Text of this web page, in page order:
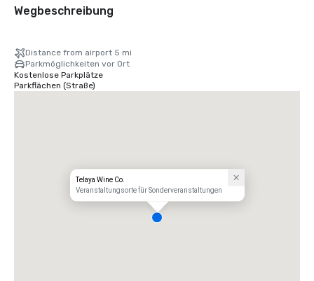
Wegbeschreibung
Distance from airport 5 mi
Parkmöglichkeiten vor Ort
Kostenlose Parkplätze
Parkflächen (Straße)
Telaya Wine Co.
Veranstaltungsorte für Sonderveranstaltungen